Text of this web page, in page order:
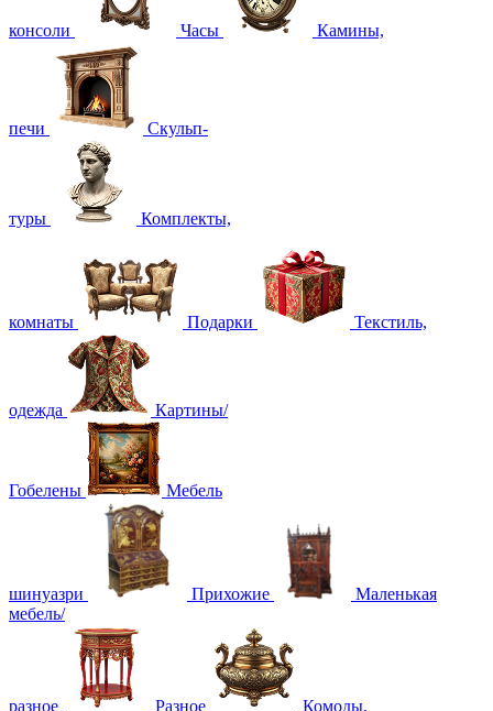
консоли Часы Камины,
печи Скульп-
туры Комплекты,
комнаты Подарки Текстиль,
одежда Картины/
Гобелены Мебель
шинуазри Прихожие
Маленькая
мебель/
разное Разное
Комоды,